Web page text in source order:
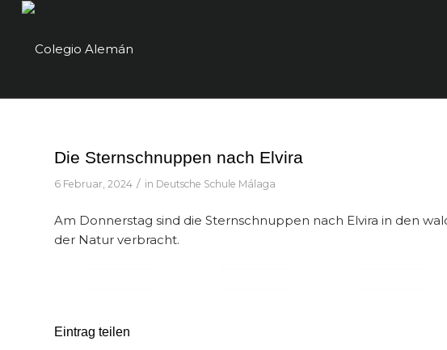
Die Sternschnuppen nach Elvira
6 Februar, 2024 / in Deutsche Schule Málaga
Am Donnerstag sind die Sternschnuppen nach Elvira in den
der Natur verbracht.
Eintrag teilen